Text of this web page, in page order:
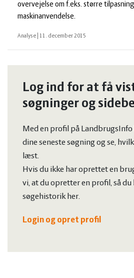
overvejelse om f.eks. større
maskinanvendelse.
Analyse 11. december 2015
Log ind for at få
søgninger og
Med en profil på LandbrugsInfo
dine seneste søgning og se,
læst.
Hvis du ikke har oprettet en
vi, at du opretter en profil, så du
søgehistorik her.
Login og opret profil